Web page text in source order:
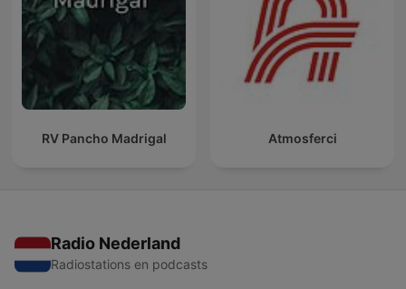
RV Pancho Madrigal Atmosferci
Radio Nederland
Radiostations en podcasts